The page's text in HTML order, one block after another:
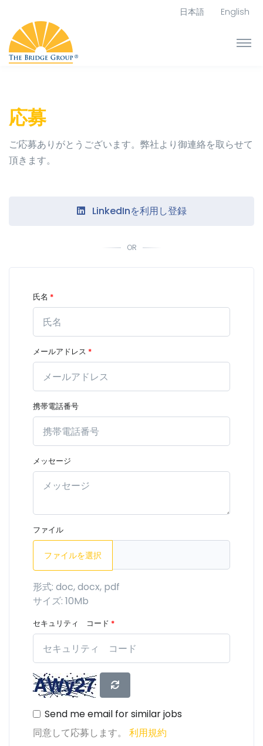
日本語 English
応募
ご応募ありがとうございます。弊社より御連絡を取らせて
頂きます。
LinkedInを利用し登録
OR
氏名 *
メールアドレス *
携帯電話番号
メッセージ
ファイル
ファイルを選択
形式: doc, docx, pdf
サイズ: 10Mb
セキュリティ コード *
Send me email for similar jobs
同意して応募します。 利用規約